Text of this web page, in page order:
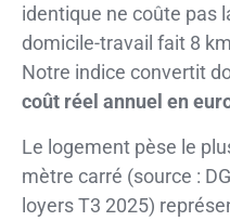
identique ne coûte pas
domicile-travail fait 8
Notre indice convertit
coût réel annuel en
Le logement pèse le
mètre carré (source :
loyers T3 2025)